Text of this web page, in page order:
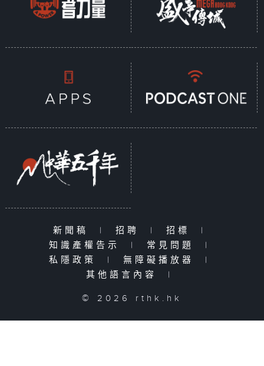
新聞稿 | 招聘 | 招標
|
知識產權告示
| 常見問題
|
私隱政策
| 無障礙播放器
|
其他語言內容
|
© 2026 rthk.hk